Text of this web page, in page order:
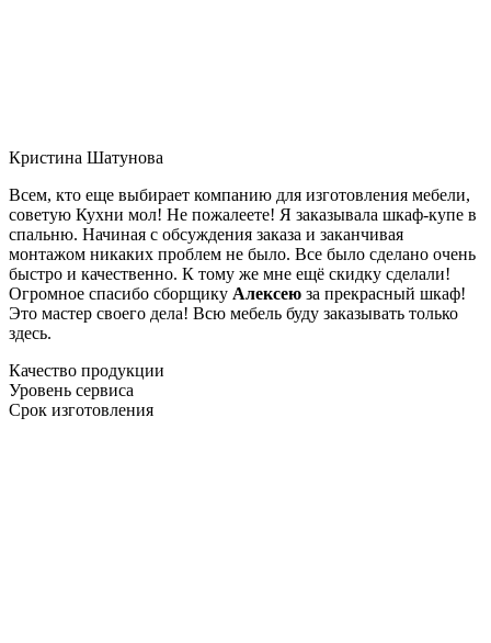
Кристина Шатунова
Всем, кто еще выбирает компанию для изготовления мебели,
советую Кухни мол! Не пожалеете! Я заказывала шкаф-купе в
спальню. Начиная с обсуждения заказа и заканчивая
монтажом никаких проблем не было. Все было сделано очень
быстро и качественно. К тому же мне ещё скидку сделали!
Огромное спасибо сборщику Алексею за прекрасный шкаф!
Это мастер своего дела! Всю мебель буду заказывать только
здесь.
Качество продукции
Уровень сервиса
Срок изготовления